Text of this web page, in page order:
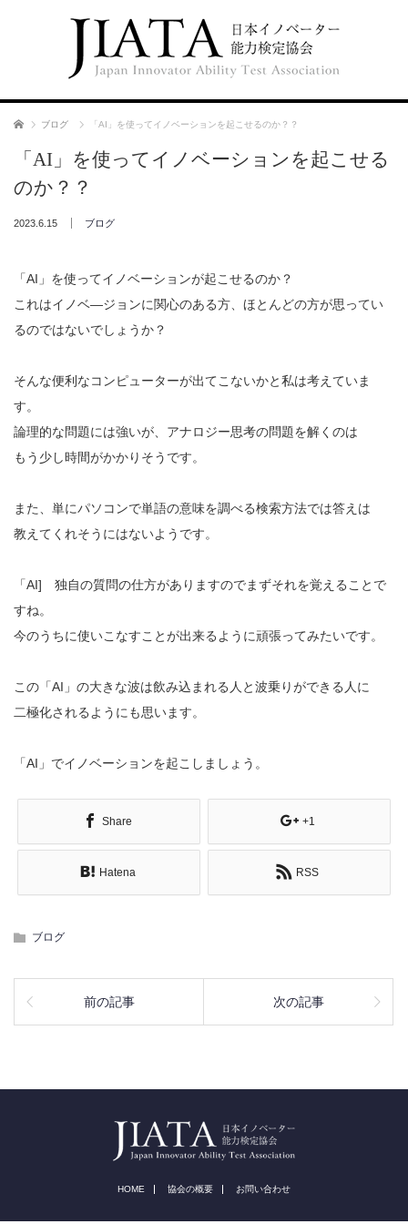
ホーム ブログ 「AI」を使ってイノベーションを起こせるのか？？
「AI」を使ってイノベーションを起こせる
のか？？
2023.6.15 ブログ
「AI」を使ってイノベーションが起こせるのか？
これはイノベ―ジョンに関心のある方、ほとんどの方が思ってい
るのではないでしょうか？
そんな便利なコンピューターが出てこないかと私は考えていま
す。
論理的な問題には強いが、アナロジー思考の問題を解くのは
もう少し時間がかかりそうです。
また、単にパソコンで単語の意味を調べる検索方法では答えは
教えてくれそうにはないようです。
「AI] 独自の質問の仕方がありますのでまずそれを覚えることで
すね。
今のうちに使いこなすことが出来るように頑張ってみたいです。
この「AI」の大きな波は飲み込まれる人と波乗りができる人に
二極化されるようにも思います。
「AI」でイノベーションを起こしましょう。
Share +1
Hatena RSS
ブログ
前の記事 次の記事
HOME 協会の概要 お問い合わせ